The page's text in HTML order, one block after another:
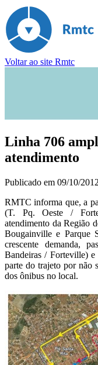
Voltar ao site Rmtc
Linha 706
atendimento
Publicado em 09/10/2012
RMTC informa que, a
(T. Pq. Oeste /
atendimento da Região
Bougainville e Parque
crescente demanda,
Bandeiras / Forteville)
parte do trajeto por não
dos ônibus no local.